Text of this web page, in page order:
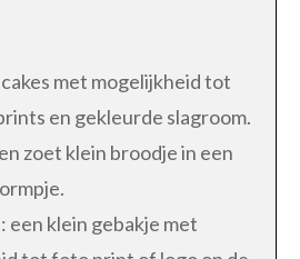
met mogelijkheid tot
en gekleurde slagroom.
zoet klein broodje in een
een klein gebakje met